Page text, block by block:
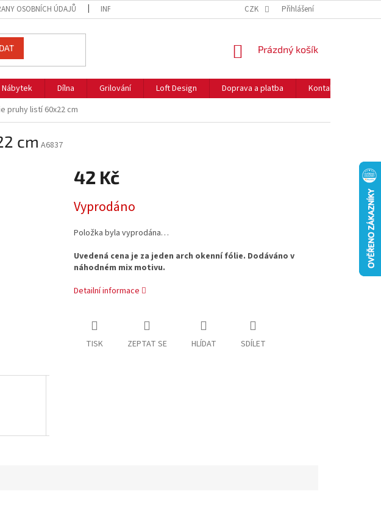
OSOBNÍCH ÚDAJŮ INFORMACE O COOKIES NEJČASTĚJŠÍ OTÁZKY
CZK Přihlášení
NÁKUPNÍ
Prázdný košík
Nábytek Dílna Grilování Loft Design Doprava a platba Kontakty
pruhy listí 60x22 cm
cm A6837
42 Kč
cena:
Vyprodáno
Položka byla vyprodána…
Uvedená cena je za jeden arch okenní fólie. Dodáváno v
náhodném mix motivu.
Detailní informace
TISK ZEPTAT SE HLÍDAT SDÍLET